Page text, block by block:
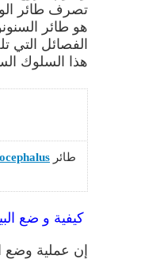
تصرف طائر
هو طائر
هذا السلوك
طائر
كيفية و ضع
إن عملية وضع